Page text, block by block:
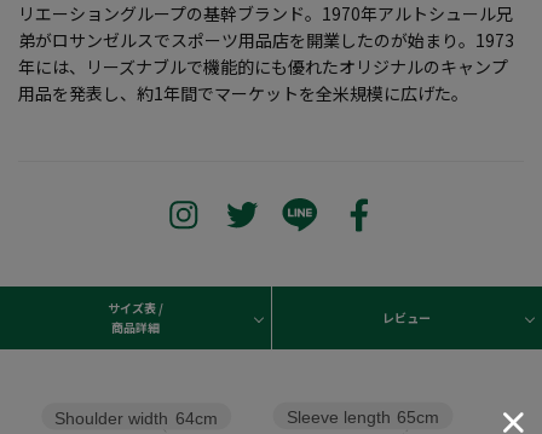
リエーショングループの基幹ブランド。1970年アルトシュール兄
弟がロサンゼルスでスポーツ用品店を開業したのが始まり。1973
年には、リーズナブルで機能的にも優れたオリジナルのキャンプ
用品を発表し、約1年間でマーケットを全米規模に広げた。
サイズ表 /
商品詳細
レビュー
Sleeve length 65cm
Shoulder width 64cm